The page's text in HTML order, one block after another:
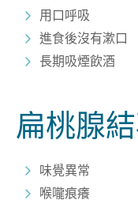
用口呼吸
進食後沒有漱口
長期吸煙飲酒
扁桃腺
味覺異常
喉嚨痕癢